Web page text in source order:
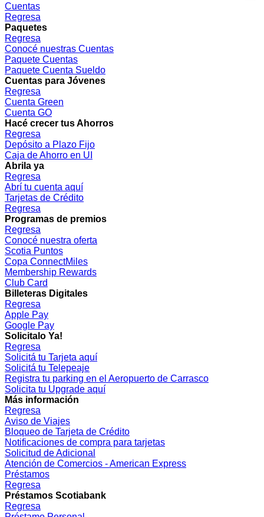
Cuentas
Regresa
Paquetes
Regresa
Conocé nuestras Cuentas
Paquete Cuentas
Paquete Cuenta Sueldo
Cuentas para Jóvenes
Regresa
Cuenta Green
Cuenta GO
Hacé crecer tus Ahorros
Regresa
Depósito a Plazo Fijo
Caja de Ahorro en UI
Abrila ya
Regresa
Abrí tu cuenta aquí
Tarjetas de Crédito
Regresa
Programas de premios
Regresa
Conocé nuestra oferta
Scotia Puntos
Copa ConnectMiles
Membership Rewards
Club Card
Billeteras Digitales
Regresa
Apple Pay
Google Pay
Solicitalo Ya!
Regresa
Solicitá tu Tarjeta aquí
Solicitá tu Telepeaje
Registra tu parking en el Aeropuerto de Carrasco
Solicita tu Upgrade aquí
Más información
Regresa
Aviso de Viajes
Bloqueo de Tarjeta de Crédito
Notificaciones de compra para tarjetas
Solicitud de Adicional
Atención de Comercios - American Express
Préstamos
Regresa
Préstamos Scotiabank
Regresa